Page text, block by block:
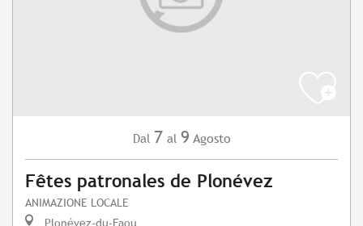
Dal 7 al 9 Agosto
Fêtes patronales de Plonévez
ANIMAZIONE LOCALE
Plonévez-du-Faou